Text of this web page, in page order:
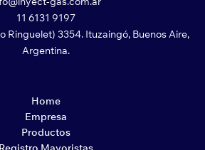
11 6131 9197
Ringuelet) 3354. Ituzaingó, Buenos Aire,
Argentina.
Home
Empresa
Productos